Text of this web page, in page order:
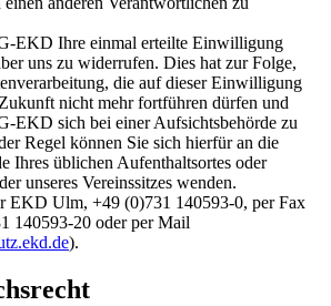
EKD Ihre einmal erteilte Einwilligung
uns zu widerrufen. Dies hat zur Folge,
die auf dieser Einwilligung
nicht mehr fortführen dürfen und
EKD sich bei einer Aufsichtsbehörde zu
Regel können Sie sich hierfür an die
Ihres üblichen Aufenthaltsortes oder
unseres Vereinssitzes wenden.
EKD Ulm, +49 (0)731 140593-0, per Fax
140593-20 oder per Mail
).